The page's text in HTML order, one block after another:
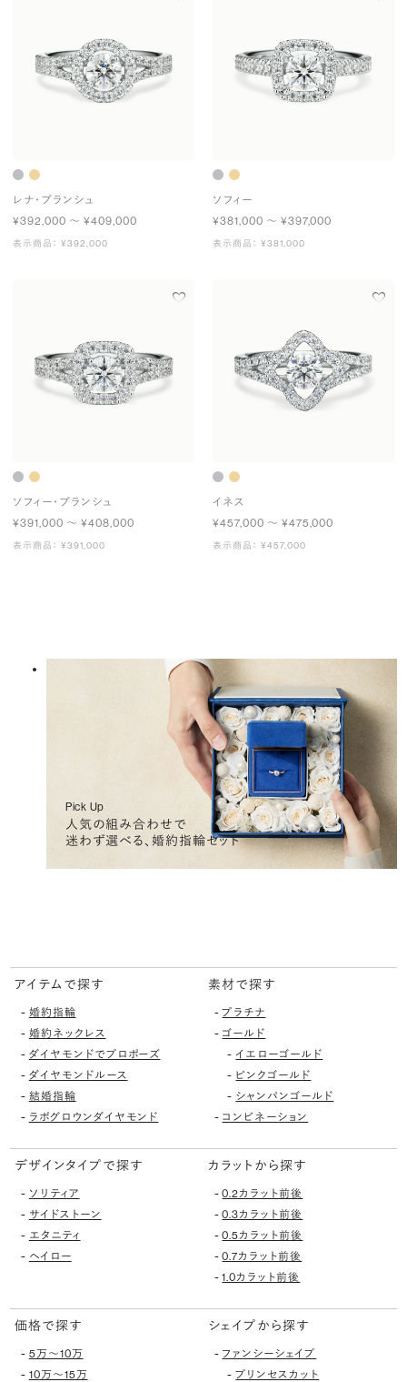
レナ・ブランシュ
¥392,000 〜 ¥409,000
表示商品： ¥392,000
ソフィー
¥381,000 〜 ¥397,000
表示商品： ¥381,000
ソフィー・ブランシュ
¥391,000 〜 ¥408,000
表示商品： ¥391,000
イネス
¥457,000 〜 ¥475,000
表示商品： ¥457,000
Pick Up
人気の組み合わせで
迷わず選べる、婚約指輪セット
アイテムで探す
- 婚約指輪
- 婚約ネックレス
- ダイヤモンドでプロポーズ
- ダイヤモンドルース
- 結婚指輪
- ラボグロウンダイヤモンド
素材で探す
-プラチナ
- ゴールド
-イエローゴールド
- ピンクゴールド
- シャンパンゴールド
- コンビネーション
デザインタイプで探す
- ソリティア
- サイドストーン
- エタニティ
- ヘイロー
カラットから探す
-0.2カラット前後
-0.3カラット前後
-0.5カラット前後
-0.7カラット前後
-1.0カラット前後
価格で探す
- 5万〜10万
- 10万〜15万
シェイプから探す
- ファンシーシェイプ
-プリンセスカット